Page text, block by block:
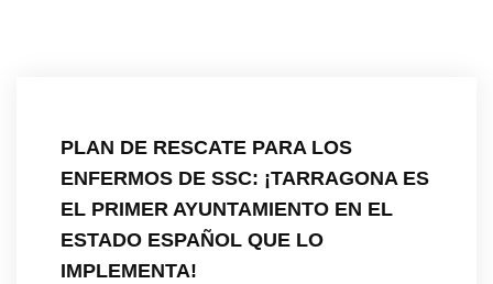
PLAN DE RESCATE PARA LOS
ENFERMOS DE SSC: ¡TARRAGONA ES
EL PRIMER AYUNTAMIENTO EN EL
ESTADO ESPAÑOL QUE LO
IMPLEMENTA!